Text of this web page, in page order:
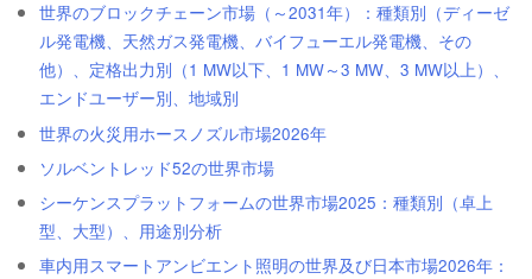
世界のブロックチェーン市場（～2031年）：種類別（ディーゼ
ル発電機、天然ガス発電機、バイフューエル発電機、その
他）、定格出力別（1 MW以下、1 MW～3 MW、3 MW以上）、
エンドユーザー別、地域別
世界の火災用ホースノズル市場2026年
ソルベントレッド52の世界市場
シーケンスプラットフォームの世界市場2025：種類別（卓上
型、大型）、用途別分析
車内用スマートアンビエント照明の世界及び日本市場2026年：